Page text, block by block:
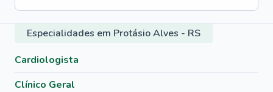
Especialidades em Protásio Alves - RS
Cardiologista
Clínico Geral